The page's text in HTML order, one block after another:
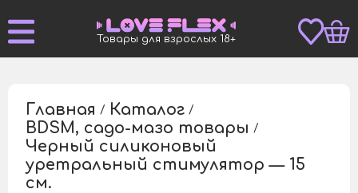
Товары для взрослых 18+
Главная / Каталог /
BDSM, садо-мазо товары /
Черный силиконовый
уретральный стимулятор — 15
см.